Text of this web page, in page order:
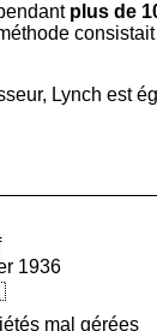
plus de
Lynch est
1936
mal gérées